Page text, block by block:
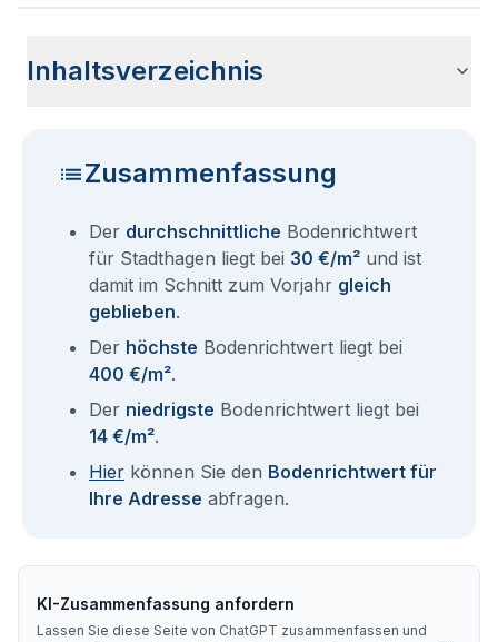
Inhaltsverzeichnis
Zusammenfassung
Der durchschnittliche Bodenrichtwert
für Stadthagen liegt bei 30 €/m² und ist
damit im Schnitt zum Vorjahr gleich
geblieben.
Der höchste Bodenrichtwert liegt bei
400 €/m².
Der niedrigste Bodenrichtwert liegt bei
14 €/m².
Hier können Sie den Bodenrichtwert für
Ihre Adresse abfragen.
KI-Zusammenfassung anfordern
Lassen Sie diese Seite von ChatGPT zusammenfassen und